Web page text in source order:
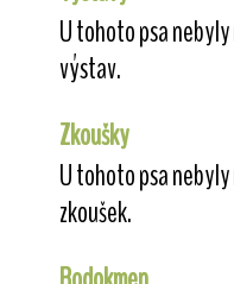
U tohoto psa
výstav.
Zkoušky
U tohoto psa
zkoušek.